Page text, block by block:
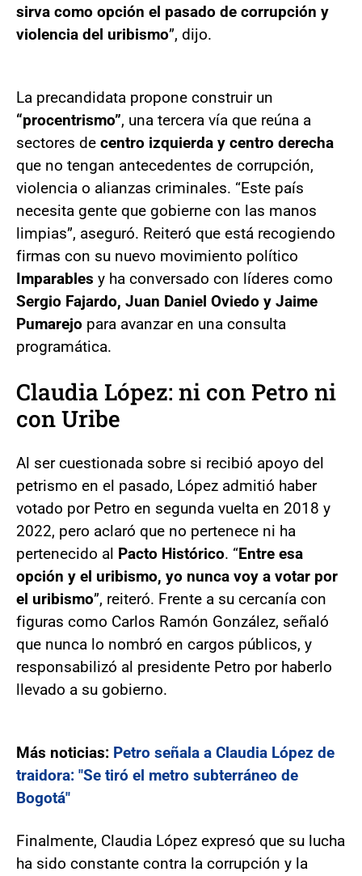
sirva como opción el pasado de corrupción y
violencia del uribismo”, dijo.
La precandidata propone construir un
“procentrismo”, una tercera vía que reúna a
sectores de centro izquierda y centro derecha
que no tengan antecedentes de corrupción,
violencia o alianzas criminales. “Este país
necesita gente que gobierne con las manos
limpias”, aseguró. Reiteró que está recogiendo
firmas con su nuevo movimiento político
Imparables y ha conversado con líderes como
Sergio Fajardo, Juan Daniel Oviedo y Jaime
Pumarejo para avanzar en una consulta
programática.
Claudia López: ni con Petro ni
con Uribe
Al ser cuestionada sobre si recibió apoyo del
petrismo en el pasado, López admitió haber
votado por Petro en segunda vuelta en 2018 y
2022, pero aclaró que no pertenece ni ha
pertenecido al Pacto Histórico. “Entre esa
opción y el uribismo, yo nunca voy a votar por
el uribismo”, reiteró. Frente a su cercanía con
figuras como Carlos Ramón González, señaló
que nunca lo nombró en cargos públicos, y
responsabilizó al presidente Petro por haberlo
llevado a su gobierno.
Más noticias: Petro señala a Claudia López de
traidora: "Se tiró el metro subterráneo de
Bogotá"
Finalmente, Claudia López expresó que su lucha
ha sido constante contra la corrupción y la